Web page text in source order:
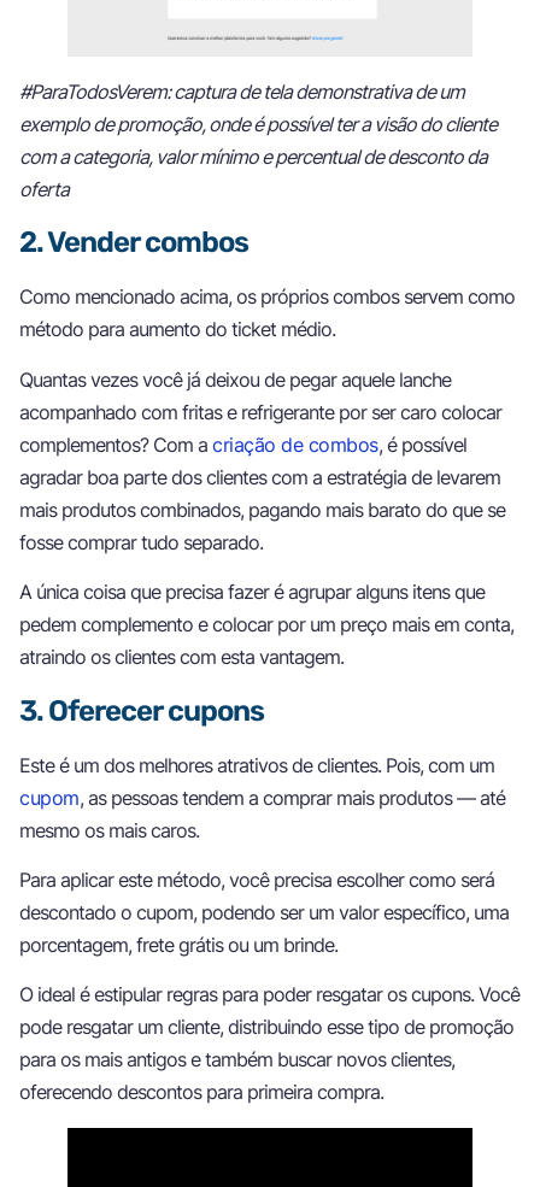
#ParaTodosVerem: captura de tela demonstrativa de um
exemplo de promoção, onde é possível ter a visão do cliente
com a categoria, valor mínimo e percentual de desconto da
oferta
2. Vender combos
Como mencionado acima, os próprios combos servem como
método para aumento do ticket médio.
Quantas vezes você já deixou de pegar aquele lanche
acompanhado com fritas e refrigerante por ser caro colocar
complementos? Com a criação de combos, é possível
agradar boa parte dos clientes com a estratégia de levarem
mais produtos combinados, pagando mais barato do que se
fosse comprar tudo separado.
A única coisa que precisa fazer é agrupar alguns itens que
pedem complemento e colocar por um preço mais em conta,
atraindo os clientes com esta vantagem.
3. Oferecer cupons
Este é um dos melhores atrativos de clientes. Pois, com um
cupom, as pessoas tendem a comprar mais produtos — até
mesmo os mais caros.
Para aplicar este método, você precisa escolher como será
descontado o cupom, podendo ser um valor específico, uma
porcentagem, frete grátis ou um brinde.
O ideal é estipular regras para poder resgatar os cupons. Você
pode resgatar um cliente, distribuindo esse tipo de promoção
para os mais antigos e também buscar novos clientes,
oferecendo descontos para primeira compra.